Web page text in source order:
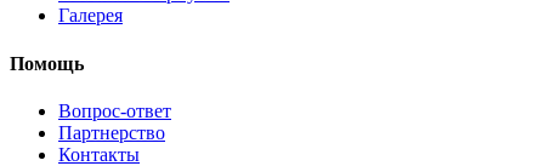
Галерея
Помощь
Вопрос-ответ
Партнерство
Контакты